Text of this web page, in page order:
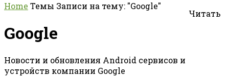
Читать
Home Темы Записи на тему: "Google"
Google
Новости и обновления Android сервисов и
устройств компании Google